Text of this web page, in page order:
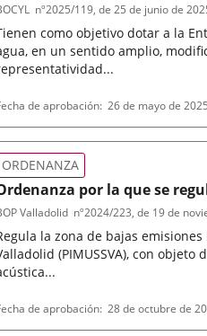
como objetivo dotar a la
en un sentido amplio,
nº2025/119, de 25 de junio de
de aprobación 26 de mayo de 2025
por la que se
la zona de bajas
(PIMUSSVA), con
ORDENANZA
Valladolid nº2024/223, de 19 de
de aprobación 28 de octubre de